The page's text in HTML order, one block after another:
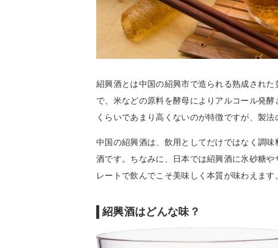
紹興酒とは中国の紹興市で造られる熟成され
で、米などの原料を酵母によりアルコール発
くらいであまり高くないのが特徴ですが、製
中国の紹興酒は、飲用としてだけではなく調
酒です。ちなみに、日本では紹興酒に氷砂糖
レートで飲んでこそ美味しく本質が味わえます
紹興酒はどんな味？